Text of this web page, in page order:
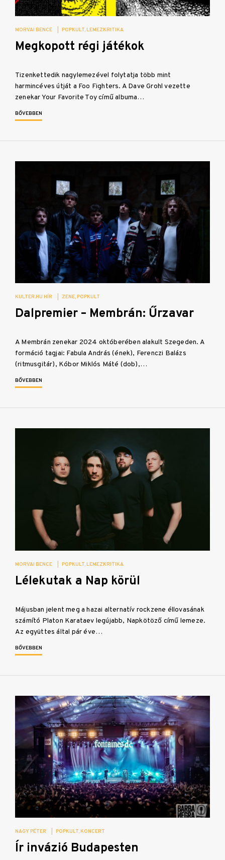
MORVAI BENCE POPKULT LEMEZKRITIKA
Megkopott régi játékok
Tizenkettedik nagylemezével folytatja több mint
harmincéves útját a Foo Fighters. A Dave Grohl vezette
zenekar Your Favorite Toy című albuma…
BŐVEBBEN
KULTER.HU HÍR ZENE POPKULT
Dalpremier – Membrán: Űrzavar
A Membrán zenekar 2024 októberében alakult Szegeden. A
formáció tagjai: Fabula András (ének), Ferenczi Balázs
(ritmusgitár), Kóbor Miklós Máté (dob),…
BŐVEBBEN
MORVAI BENCE POPKULT LEMEZKRITIKA
Lélekutak a Nap körül
Májusban jelent meg a hazai alternatív rockzene éllovasának
számító Platon Karataev legújabb, Napkötöző című lemeze.
Az együttes által pár éve…
BŐVEBBEN
NAGY PÉTER POPKULT KONCERT
Ír invázió Budapesten